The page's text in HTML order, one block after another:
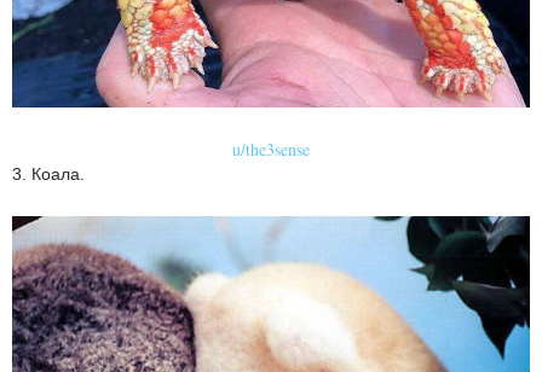
u/the3sense
3. Коала.